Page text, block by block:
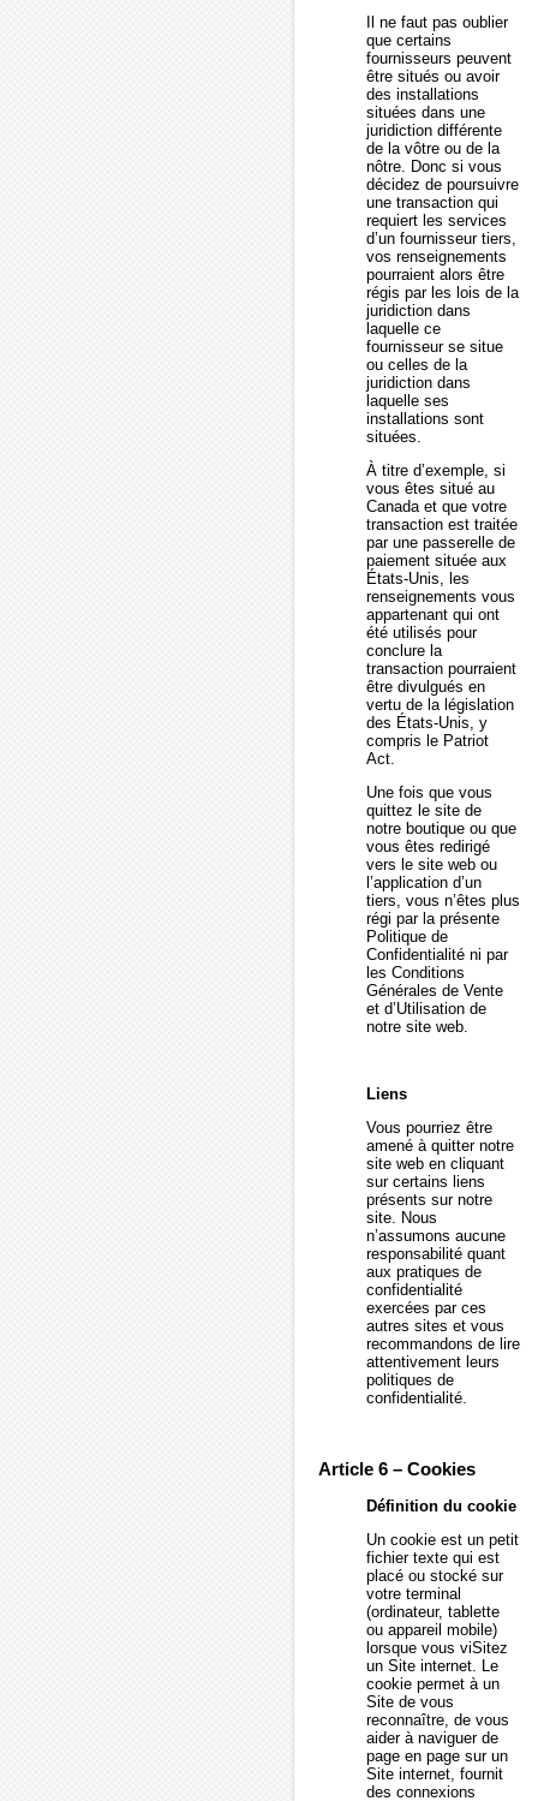
Il ne faut pas oublier
que certains
fournisseurs peuvent
être situés ou avoir
des installations
situées dans une
juridiction différente
de la vôtre ou de la
nôtre. Donc si vous
décidez de poursuivre
une transaction qui
requiert les services
d’un fournisseur tiers,
vos renseignements
pourraient alors être
régis par les lois de la
juridiction dans
laquelle ce
fournisseur se situe
ou celles de la
juridiction dans
laquelle ses
installations sont
situées.
À titre d’exemple, si
vous êtes situé au
Canada et que votre
transaction est traitée
par une passerelle de
paiement située aux
États-Unis, les
renseignements vous
appartenant qui ont
été utilisés pour
conclure la
transaction pourraient
être divulgués en
vertu de la législation
des États-Unis, y
compris le Patriot
Act.
Une fois que vous
quittez le site de
notre boutique ou que
vous êtes redirigé
vers le site web ou
l’application d’un
tiers, vous n’êtes plus
régi par la présente
Politique de
Confidentialité ni par
les Conditions
Générales de Vente
et d’Utilisation de
notre site web.
Liens
Vous pourriez être
amené à quitter notre
site web en cliquant
sur certains liens
présents sur notre
site. Nous
n’assumons aucune
responsabilité quant
aux pratiques de
confidentialité
exercées par ces
autres sites et vous
recommandons de lire
attentivement leurs
politiques de
confidentialité.
Article 6 – Cookies
Définition du cookie
Un cookie est un petit
fichier texte qui est
placé ou stocké sur
votre terminal
(ordinateur, tablette
ou appareil mobile)
lorsque vous viSitez
un Site internet. Le
cookie permet à un
Site de vous
reconnaître, de vous
aider à naviguer de
page en page sur un
Site internet, fournit
des connexions